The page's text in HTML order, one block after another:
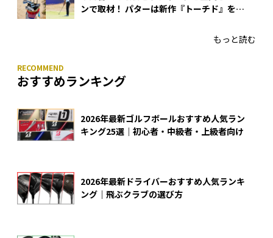
ンで取材！ パターは新作『トーチド』を投
もっと読む
おすすめランキング
2026年最新ゴルフボールおすすめ人気ラン
キング25選｜初心者・中級者・上級者向け
2026年最新ドライバーおすすめ人気ランキ
ング｜飛ぶクラブの選び方